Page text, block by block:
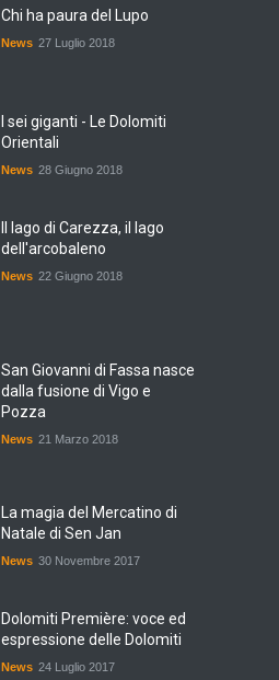
Chi ha paura del Lupo
News 27 Luglio 2018
I sei giganti - Le Dolomiti
Orientali
News 28 Giugno 2018
Il lago di Carezza, il lago
dell'arcobaleno
News 22 Giugno 2018
San Giovanni di Fassa nasce
dalla fusione di Vigo e
Pozza
News 21 Marzo 2018
La magia del Mercatino di
Natale di Sen Jan
News 30 Novembre 2017
Dolomiti Première: voce ed
espressione delle Dolomiti
News 24 Luglio 2017